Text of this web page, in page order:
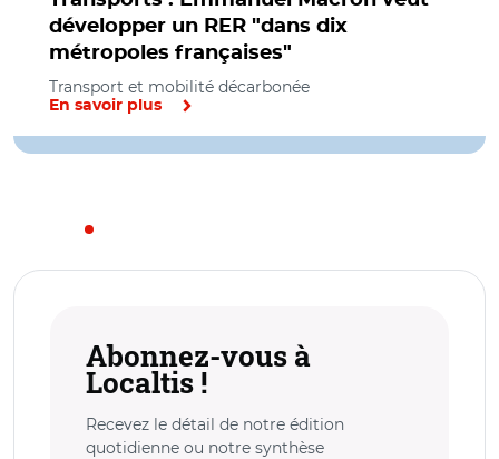
développer un RER "dans dix
métropoles françaises"
Transport et mobilité décarbonée
En savoir plus
Abonnez-vous à
Localtis !
Recevez le détail de notre édition
quotidienne ou notre synthèse